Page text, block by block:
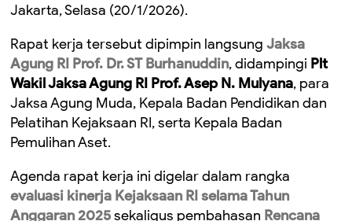
Jakarta, Selasa (20/1/2026).
Rapat kerja tersebut dipimpin langsung Jaksa
Agung RI Prof. Dr. ST Burhanuddin, didampingi Plt
Wakil Jaksa Agung RI Prof. Asep N. Mulyana, para
Jaksa Agung Muda, Kepala Badan Pendidikan dan
Pelatihan Kejaksaan RI, serta Kepala Badan
Pemulihan Aset.
Agenda rapat kerja ini digelar dalam rangka
evaluasi kinerja Kejaksaan RI selama Tahun
Anggaran 2025sekaligus pembahasan Rencana